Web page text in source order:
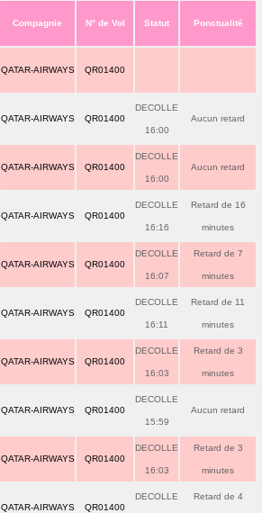
Compagnie N° de Vol Statut Ponctualité
QATAR-AIRWAYS QR01400
QATAR-AIRWAYS QR01400
DECOLLE
16:00
Aucun retard
QATAR-AIRWAYS QR01400
DECOLLE
16:00
Aucun retard
QATAR-AIRWAYS QR01400
DECOLLE
16:16
Retard de 16
minutes
QATAR-AIRWAYS QR01400
DECOLLE
16:07
Retard de 7
minutes
QATAR-AIRWAYS QR01400
DECOLLE
16:11
Retard de 11
minutes
QATAR-AIRWAYS QR01400
DECOLLE
16:03
Retard de 3
minutes
QATAR-AIRWAYS QR01400
DECOLLE
15:59
Aucun retard
QATAR-AIRWAYS QR01400
DECOLLE
16:03
Retard de 3
minutes
QATAR-AIRWAYS QR01400
DECOLLE Retard de 4